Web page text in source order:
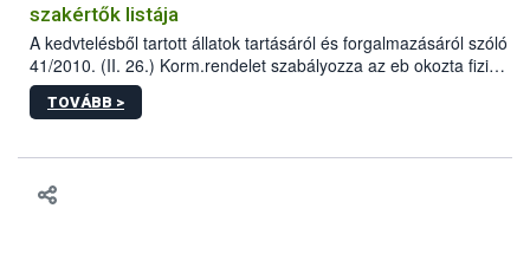
szakértők listája
A kedvtelésből tartott állatok tartásáról és forgalmazásáról szóló
41/2010. (II. 26.) Korm.rendelet szabályozza az eb okozta fizikai
sérülés, illetve ennek veszélye keletkezésekor felmerülő
hatósági feladatokat, valamint a veszélyes eb tartását és annak
vonni az ebek viselkedésének megítélésében jártas szakértőt.
TOVÁBB >